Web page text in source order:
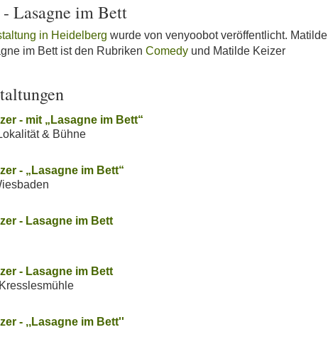
Lasagne im Bett
in Heidelberg wurde von venyoobot veröffentlicht. Matilde
im Bett ist den Rubriken Comedy und Matilde Keizer
- mit „Lasagne im Bett“
& Bühne
- „Lasagne im Bett“
- Lasagne im Bett
- Lasagne im Bett
- ,,Lasagne im Bett''